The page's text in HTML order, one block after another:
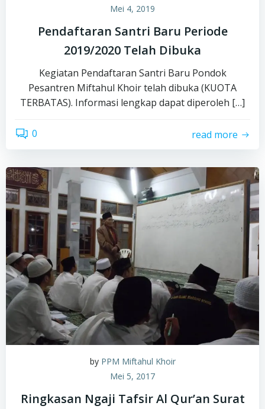
Mei 4, 2019
Pendaftaran Santri Baru Periode
2019/2020 Telah Dibuka
Kegiatan Pendaftaran Santri Baru Pondok
Pesantren Miftahul Khoir telah dibuka (KUOTA
TERBATAS). Informasi lengkap dapat diperoleh […]
0 read more
by PPM Miftahul Khoir
Mei 5, 2017
Ringkasan Ngaji Tafsir Al Qur’an Surat